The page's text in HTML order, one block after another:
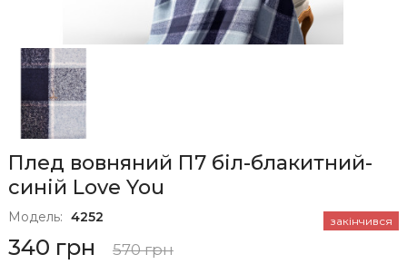
Плед вовняний П7 біл-блакитний-
синій Love You
Модель: 4252 закінчився
340 грн 570 грн